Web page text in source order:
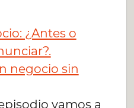
¿Antes o
negocio sin
vamos a